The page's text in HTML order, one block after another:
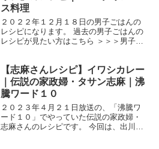
ス料理
２０２２年１２月１８日の男子ごはんの
レシピになります。 過去の男子ごはんの
レシピが見たい方はこちら ＞＞＞男子ご
ジ ４本 にんじん ５０g ピーマン ２
個 温かいご...
【志麻さんレシピ】イワシカレー
｜伝説の家政婦・タサン志麻｜沸
騰ワード１０
２０２３年４月２１日放送の、「沸騰ワ
ード１０」でやっていた伝説の家政婦・
志麻さんのレシピです。 今回は、出川哲